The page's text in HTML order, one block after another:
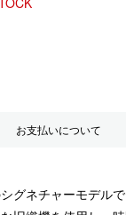
お支払いについて
グネチャーモデル